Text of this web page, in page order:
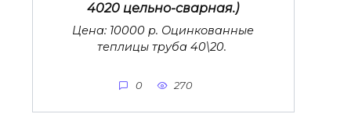
4020 цельно-сварная.)
Цена: 10000 р. Оцинкованные
теплицы труба 40\20.
0 270